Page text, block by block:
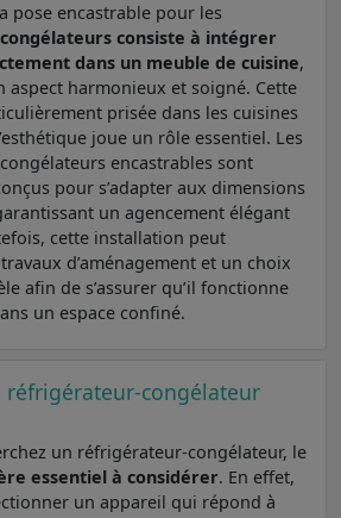
pose encastrable pour les
congélateurs consiste à intégrer
dans un meuble de cuisine,
aspect harmonieux et soigné. Cette
prisée dans les cuisines
joue un rôle essentiel. Les
encastrables sont
pour s’adapter aux dimensions
un agencement élégant
cette installation peut
d’aménagement et un choix
afin de s’assurer qu’il fonctionne
un espace confiné.
réfrigérateur-congélateur
un réfrigérateur-congélateur, le
essentiel à considérer. En effet,
un appareil qui répond à